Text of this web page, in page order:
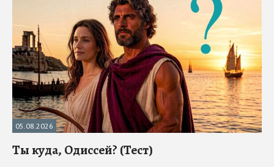
05.08.2026
Ты куда, Одиссей? (Тест)